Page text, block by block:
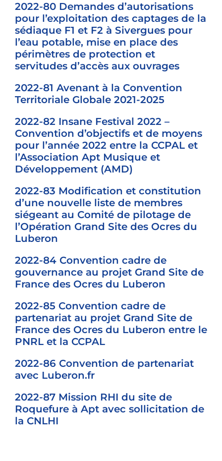
2022-80 Demandes d’autorisations
pour l’exploitation des captages de la
sédiaque F1 et F2 à Sivergues pour
l’eau potable, mise en place des
périmètres de protection et
servitudes d’accès aux ouvrages
2022-81 Avenant à la Convention
Territoriale Globale 2021-2025
2022-82 Insane Festival 2022 –
Convention d’objectifs et de moyens
pour l’année 2022 entre la CCPAL et
l’Association Apt Musique et
Développement (AMD)
2022-83 Modification et constitution
d’une nouvelle liste de membres
siégeant au Comité de pilotage de
l’Opération Grand Site des Ocres du
Luberon
2022-84 Convention cadre de
gouvernance au projet Grand Site de
France des Ocres du Luberon
2022-85 Convention cadre de
partenariat au projet Grand Site de
France des Ocres du Luberon entre le
PNRL et la CCPAL
2022-86 Convention de partenariat
avec Luberon.fr
2022-87 Mission RHI du site de
Roquefure à Apt avec sollicitation de
la CNLHI